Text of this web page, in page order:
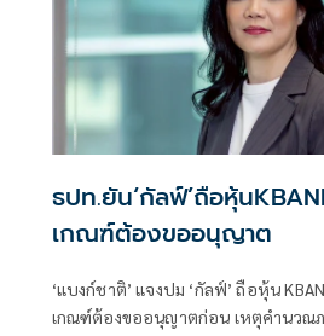
ธปท.ยัน‘กัลฟ์’ถือหุ้น
เกณฑ์ต้องขออนุญาต
‘แบงก์ชาติ’ แจงปม ‘กัลฟ์’ ถือหุ้น
เกณฑ์ต้องขออนุญาตก่อน เหตุคำนวณ